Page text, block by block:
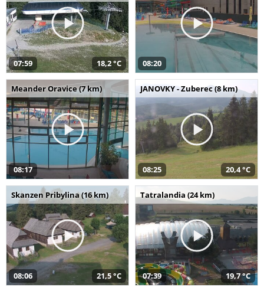
07:59 18,2 °C 08:20
Meander Oravice (7 km)
08:17
JANOVKY - Zuberec (8 km)
08:25 20,4 °C
Skanzen Pribylina (16 km)
08:06 21,5 °C
Tatralandia (24 km)
07:39 19,7 °C